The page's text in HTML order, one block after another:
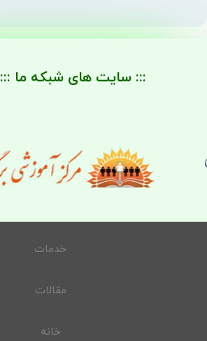
::: سایت های شبکه ما :::
خدمات
مقالات
خانه